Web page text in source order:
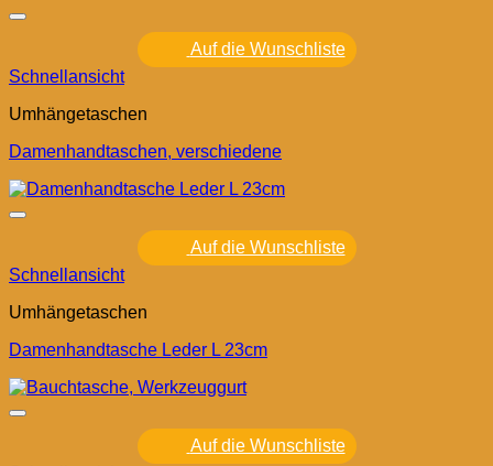
Auf die Wunschliste
Schnellansicht
Umhängetaschen
Damenhandtaschen, verschiedene
Auf die Wunschliste
Schnellansicht
Umhängetaschen
Damenhandtasche Leder L 23cm
Auf die Wunschliste